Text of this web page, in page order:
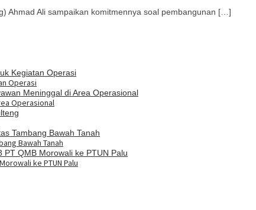
Ahmad Ali sampaikan komitmennya soal pembangunan […]
Operasi
Operasional
Bawah Tanah
ke PTUN Palu